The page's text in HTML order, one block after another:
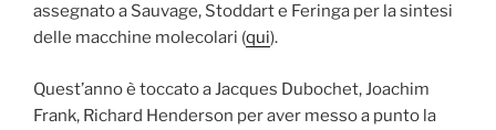
assegnato a Sauvage, Stoddart e Feringa per la sintesi
delle macchine molecolari (qui).
Quest’anno è toccato a Jacques Dubochet, Joachim
Frank, Richard Henderson per aver messo a punto la